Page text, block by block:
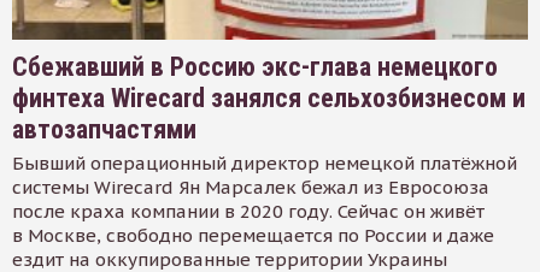
Сбежавший в Россию экс-глава немецкого
финтеха Wirecard занялся сельхозбизнесом и
автозапчастями
Бывший операционный директор немецкой платёжной
системы Wirecard Ян Марсалек бежал из Евросоюза
после краха компании в 2020 году. Сейчас он живёт
в Москве, свободно перемещается по России и даже
ездит на оккупированные территории Украины